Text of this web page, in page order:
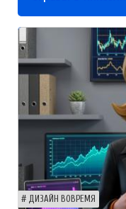
ДИЗАЙН ВОВРЕМЯ